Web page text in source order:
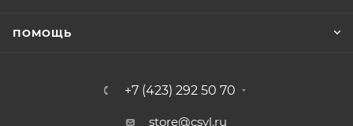
ПОМОЩЬ
+7 (423) 292 50 70
store@csvl.ru